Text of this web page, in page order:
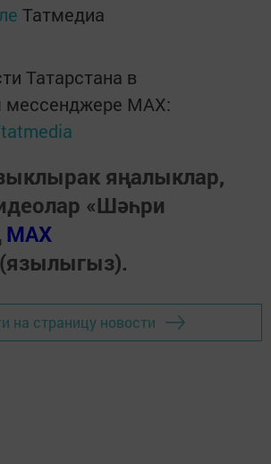
Татмедиа
Татарстана в
мессенджере MАХ:
яңалыклар,
«Шәһри
MAX
(язылыгыз).
на страницу новости